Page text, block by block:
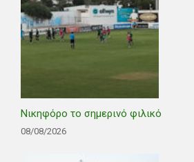
Νικηφόρο το σημερινό φιλικό
08/08/2026